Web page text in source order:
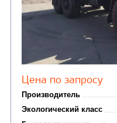
Цена по
Производитель
Экологический
Грузоподъемность,
Вместимость